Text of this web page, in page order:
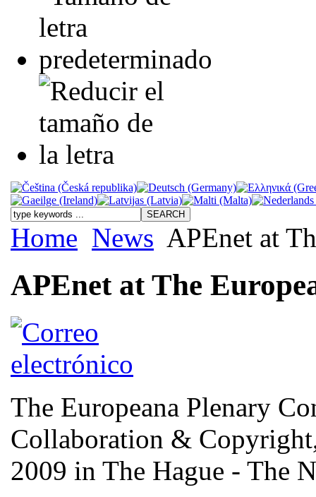
Home News APEnet at
APEnet at The
The Europeana Plenary
Collaboration &
2009 in The Hague - The